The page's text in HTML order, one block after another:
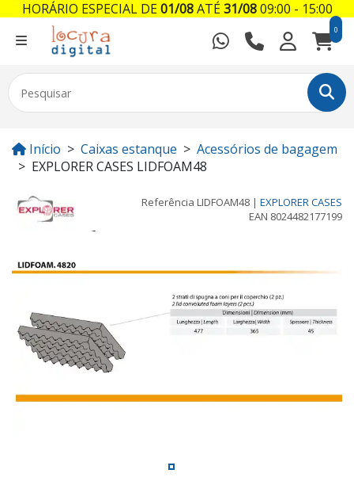
0
Início Caixas estanque
Acessórios de bagagem
EXPLORER CASES LIDFOAM48
Referência LIDFOAM48 | EXPLORER CASES
EAN 8024482177199
HORÁRIO ESPECIAL DE01/08ATÉ31/0809:00 - 15:00